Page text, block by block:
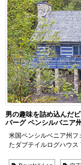
男の趣味を詰め込んだ
バーグ ペンシルバニア
米国ペンシルベニア州
たダブテイルログハウス